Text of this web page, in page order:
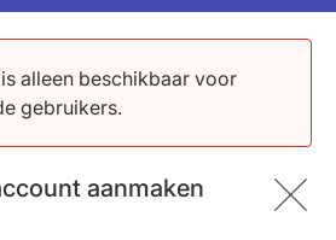
alleen beschikbaar voor
gebruikers.
aanmaken
Leukotrienremmers en
werkten het
van behandeling bij een later
bepaling van het effect.